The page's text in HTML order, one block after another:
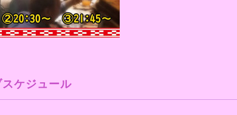
スケジュール